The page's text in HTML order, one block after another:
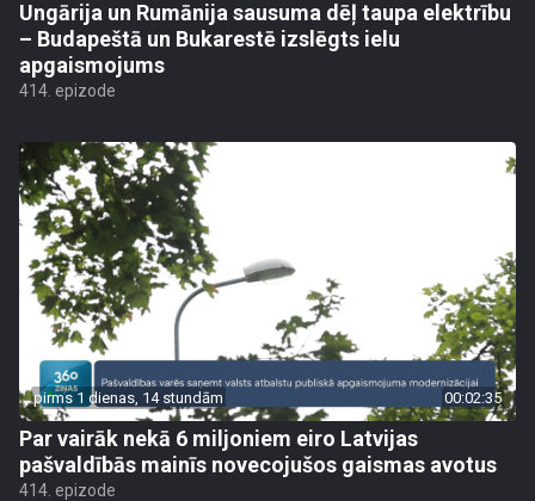
Ungārija un Rumānija sausuma dēļ taupa elektrību
– Budapeštā un Bukarestē izslēgts ielu
apgaismojums
414. epizode
pirms 1 dienas, 14 stundām 00:02:35
Par vairāk nekā 6 miljoniem eiro Latvijas
pašvaldībās mainīs novecojušos gaismas avotus
414. epizode